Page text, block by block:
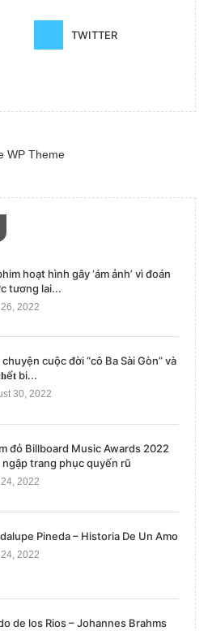
TWITTER
hoạt hình gây ‘ám ảnh’ vì đoán
tương lai...
2022
cuộc đời “cô Ba Sài Gòn” và
bi...
30, 2022
đỏ Billboard Music Awards 2022
trang phục quyến rũ
2022
Pineda – Historia De Un Amo
2022
de los Rios – Johannes Brahms